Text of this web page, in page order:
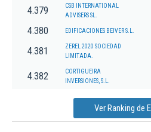
4.379
CSB INTERNATIONAL
ADVISERS SL.
4.380 EDIFICACIONES BEIVER S.L.
4.381
ZEREL 2020 SOCIEDAD
LIMITADA.
4.382
CORTIGUEIRA
INVERSIONES, S.L.
Ver Ranking de